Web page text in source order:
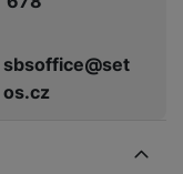
sbsoffice@set
os.cz